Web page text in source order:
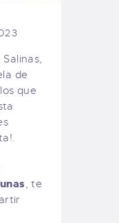
de
que
, te